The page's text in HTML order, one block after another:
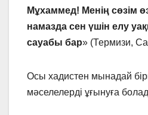
Мұхаммед! Менің сөзім
намазда сен үшін елу
сауабы бар» (Термизи,
Осы хадистен мынадай
мәселелерді ұғынуға